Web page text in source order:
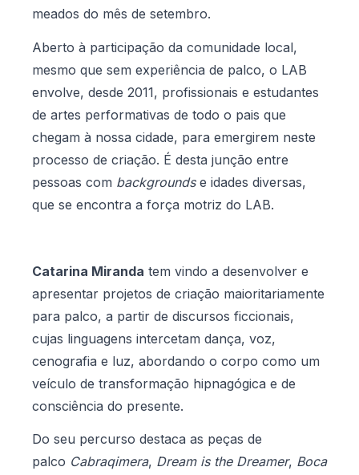
meados do mês de setembro.
Aberto à participação da comunidade local,
mesmo que sem experiência de palco, o LAB
envolve, desde 2011, profissionais e estudantes
de artes performativas de todo o pais que
chegam à nossa cidade, para emergirem neste
processo de criação. É desta junção entre
pessoas com backgroundse idades diversas,
que se encontra a força motriz do LAB.
Catarina Miranda tem vindo a desenvolver e
apresentar projetos de criação maioritariamente
para palco, a partir de discursos ficcionais,
cujas linguagens intercetam dança, voz,
cenografia e luz, abordando o corpo como um
veículo de transformação hipnagógica e de
consciência do presente.
Do seu percurso destaca as peças de
palco Cabraqimera, Dream is the Dreamer, Boca